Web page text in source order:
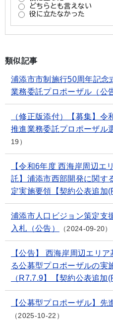
類似記事
浦添市市制施行50周年記念
業務委託プロポーザル（公
（修正版添付）【募集】
推進業務委託プロポーザル
19
【令和6年度 西海岸周辺エ
託】浦添市西部開発に関す
定実施要領【契約公表追加
浦添市人口ビジョン策定支
入札（公告）
2024-09-20
【公告】 西海岸周辺エリ
る公募型プロポーザルの実
（R7.7.9】【契約公表追加
【公募型プロポーザル】先
2025-10-22